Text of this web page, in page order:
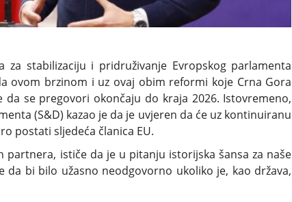
za stabilizaciju i pridruživanje Evropskog parlamenta
ovom brzinom i uz ovaj obim reformi koje Crna Gora
se pregovori okončaju do kraja 2026. Istovremeno,
(S&D) kazao je da je uvjeren da će uz kontinuiranu
postati sljedeća članica EU.
partnera, ističe da je u pitanju istorijska šansa za naše
da bi bilo užasno neodgovorno ukoliko je, kao država,